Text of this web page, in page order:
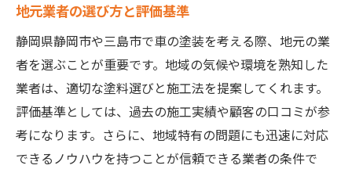
地元業者の選び方と評価基準
静岡県静岡市や三島市で車の塗装を考える際、地元の業
者を選ぶことが重要です。地域の気候や環境を熟知した
業者は、適切な塗料選びと施工法を提案してくれます。
評価基準としては、過去の施工実績や顧客の口コミが参
考になります。さらに、地域特有の問題にも迅速に対応
できるノウハウを持つことが信頼できる業者の条件で